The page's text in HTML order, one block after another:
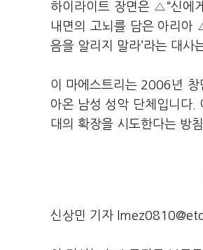
하이라이트 장면은 △“신에
내면의 고뇌를 담은 아리아
음을 알리지 말라’라는 대사
이 마에스트리는 2006년 창
아온 남성 성악 단체입니다.
대의 확장을 시도한다는 방
신상민 기자